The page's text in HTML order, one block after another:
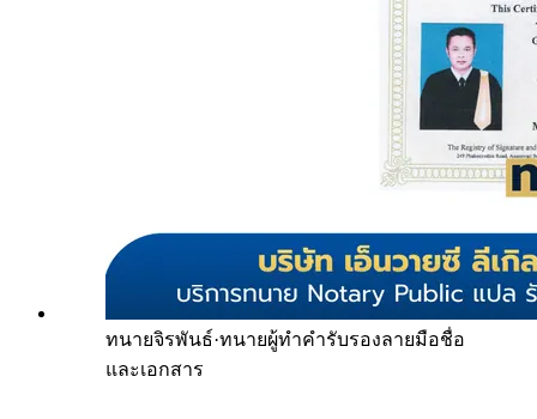
ทนายจิรพันธ์·ทนายผู้ทำคำรับรองลายมือชื่อ
และเอกสาร